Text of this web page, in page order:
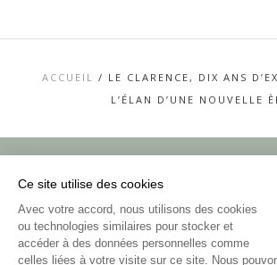
Ce site utilise des cookies
Avec votre accord, nous utilisons des cookies
ou technologies similaires pour stocker et
accéder à des données personnelles comme
celles liées à votre visite sur ce site. Nous
ACCUEIL / LE CLARENCE, DIX ANS
L’ÉLAN D’UNE NOUVELLE
CONTACT
MENTIONS LÉGALES
CHARTE DONNÉES